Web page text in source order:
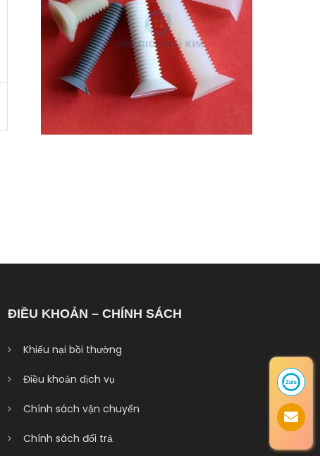
ĐIỀU KHOẢN – CHÍNH SÁCH
Khiếu nại bồi thường
Điều khoản dịch vụ
Chính sách vận chuyển
Chính sách đổi trả